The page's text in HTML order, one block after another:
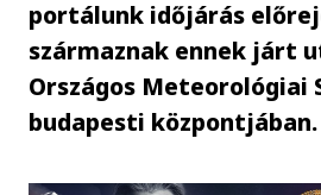
portálunk időjárás
származnak ennek járt
Országos Meteorológiai
budapesti központjában.